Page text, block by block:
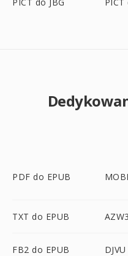
PDF do EPUB
TXT do EPUB
FB2 do EPUB